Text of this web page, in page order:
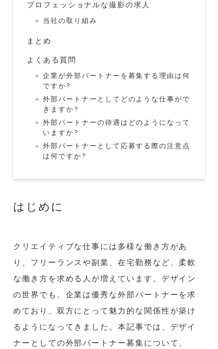
プロフェッショナルな撮影の求人
当社の取り組み
まとめ
よくある質問
企業が外部パートナーを募集する理由は何
ですか?
外部パートナーとしてどのような仕事がで
きますか?
外部パートナーの待遇はどのようになって
いますか?
外部パートナーとして応募する際の注意点
は何ですか?
はじめに
クリエイティブな仕事には多様な働き方があ
り、フリーランスや副業、在宅勤務など、柔軟
な働き方を求める人が増えています。デザイン
の世界でも、企業は優秀な外部パートナーを求
めており、双方にとって魅力的な関係性が築け
るようになってきました。本記事では、デザイ
ナーとしての外部パートナー募集について、